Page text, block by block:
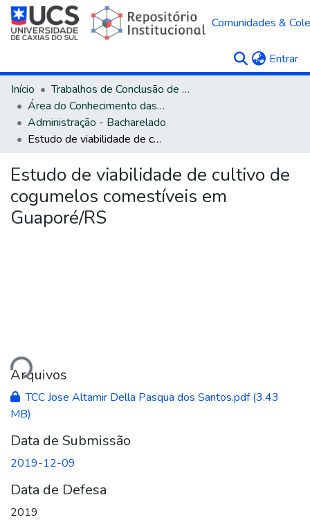
Comunidades &
Entrar
Início
Trabalhos de Conclusão de Curso
Área do Conhecimento das Ciências Sociais Aplicadas
Administração - Bacharelado
Estudo de viabilidade de cultivo de cogumelos comestíveis em Guaporé/RS
Estudo de viabilidade de cultivo de
cogumelos comestíveis em
Guaporé/RS
Arquivos
TCC Jose Altamir Della Pasqua dos Santos.pdf(3.43
MB)
Data de Submissão
2019-12-09
Data de Defesa
2019